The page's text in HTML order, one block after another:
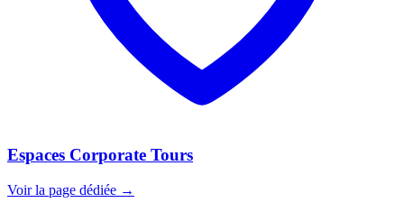
Espaces Corporate Tours
Voir la page dédiée →